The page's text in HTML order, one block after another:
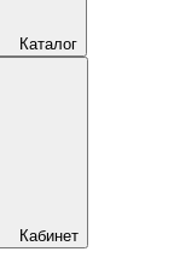
Каталог
Кабинет